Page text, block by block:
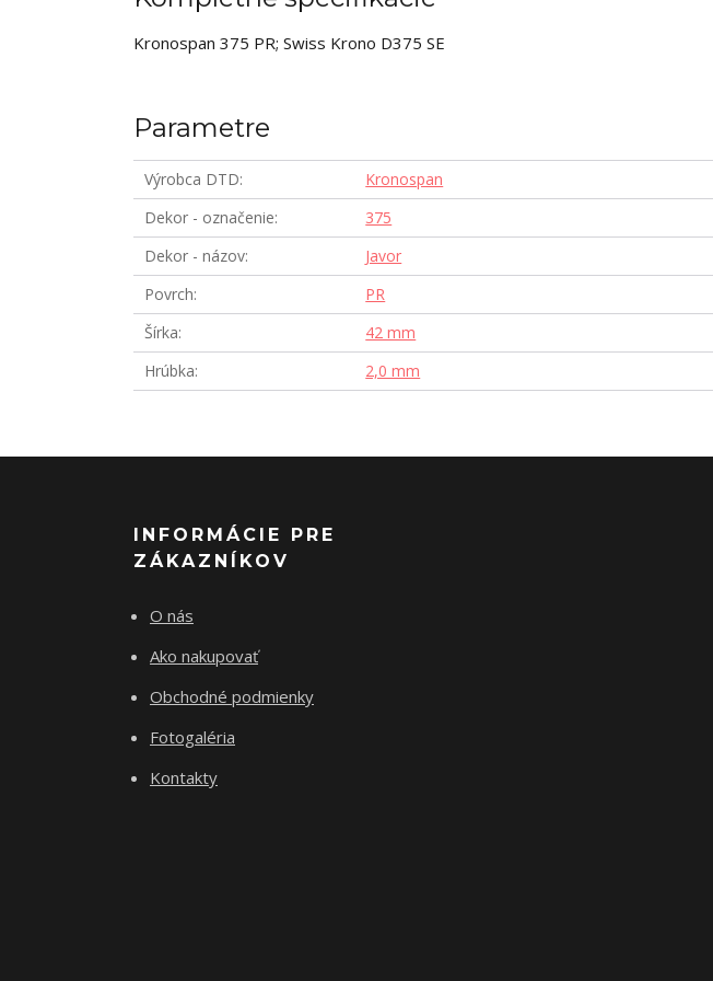
Kronospan 375 PR; Swiss Krono D375 SE
Parametre
Výrobca DTD
Kronospan
Dekor - označenie
375
Dekor - názov
Javor
Povrch
PR
Šírka
42 mm
Hrúbka
2,0 mm
INFORMÁCIE PRE
ZÁKAZNÍKOV
O nás
Ako nakupovať
Obchodné podmienky
Fotogaléria
Kontakty